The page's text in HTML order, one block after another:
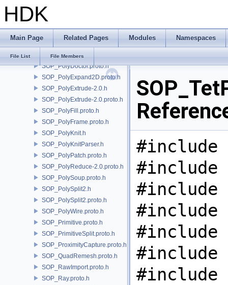
HDK
Main Page Related Pages Modules Namespaces
File List File Members
SOP_PointCloudSurface.proto.h
SOP_PointGenerate.proto.h
SOP_PolyCut.proto.h
SOP_PolyDoctor.proto.h
SOP_PolyExpand2D.proto.h
SOP_PolyExtrude-2.0.h
SOP_PolyExtrude-2.0.proto.h
SOP_PolyFill.proto.h
SOP_PolyFrame.proto.h
SOP_PolyKnit.h
SOP_PolyKnitParser.h
SOP_PolyPatch.proto.h
SOP_PolyReduce-2.0.proto.h
SOP_PolySoup.proto.h
SOP_PolySplit2.h
SOP_PolySplit2.proto.h
SOP_PolyWire.proto.h
SOP_Primitive.proto.h
SOP_PrimitiveSplit.proto.h
SOP_ProximityCapture.proto.h
SOP_QuadRemesh.proto.h
SOP_RawImport.proto.h
SOP_Ray.proto.h
#include
#include
#include
#include
#include
#include
#include